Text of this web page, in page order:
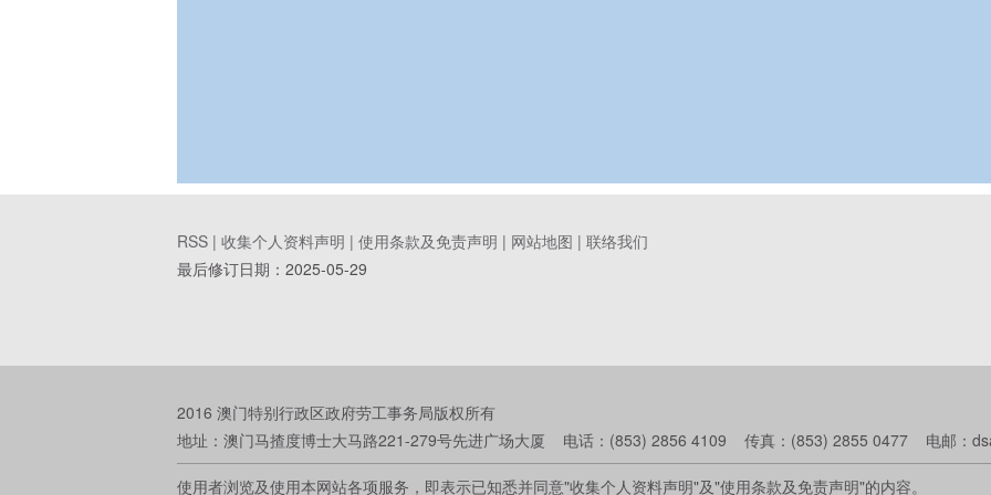
RSS | 收集个人资料声明 | 使用条款及免责声明 | 网站地图 | 联络我们
最后修订日期： 2025-05-29
2016 澳门特别行政区政府劳工事务局版权所有
地址：澳门马揸度博士大马路221-279号先进广场大厦 电话：(853) 2856 4109 传真：(853) 2855 0477 电邮：
使用者浏览及使用本网站各项服务，即表示已知悉并同意"收集个人资料声明"及"使用条款及免责声明"的内容。